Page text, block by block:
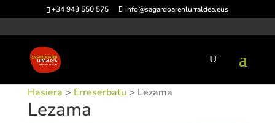
+34 943 550 575 info@sagardoarenlurraldea.eus
Hasiera > Erreserbatu > Lezama
Lezama